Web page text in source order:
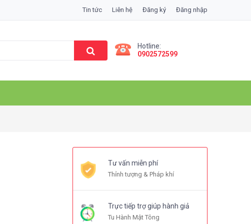
Tin tức Liên hệ Đăng ký Đăng nhập
Hotline:
0902572599
Tư vấn miễn phí
Thỉnh tượng & Pháp khí
Trực tiếp trợ giúp hành giả
Tu Hành Mật Tông